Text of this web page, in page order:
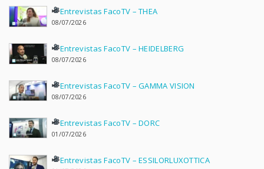
Entrevistas FacoTV – THEA
08/07/2026
Entrevistas FacoTV – HEIDELBERG
08/07/2026
Entrevistas FacoTV – GAMMA VISION
08/07/2026
Entrevistas FacoTV – DORC
01/07/2026
Entrevistas FacoTV – ESSILORLUXOTTICA